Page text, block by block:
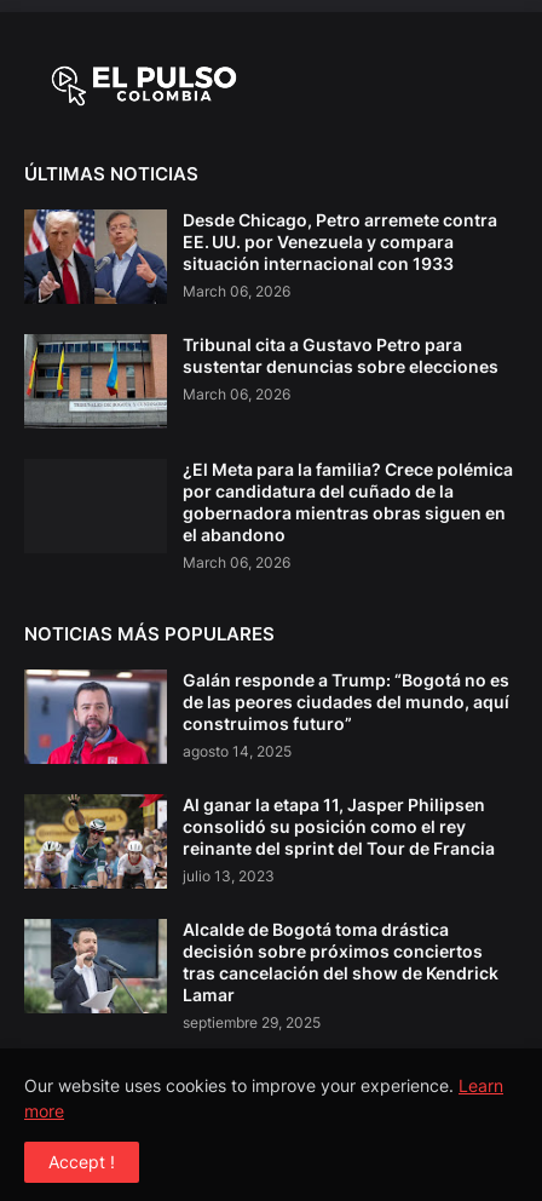
ÚLTIMAS NOTICIAS
Desde Chicago, Petro arremete contra
EE. UU. por Venezuela y compara
situación internacional con 1933
March 06, 2026
Tribunal cita a Gustavo Petro para
sustentar denuncias sobre elecciones
March 06, 2026
¿El Meta para la familia? Crece polémica
por candidatura del cuñado de la
gobernadora mientras obras siguen en
el abandono
March 06, 2026
NOTICIAS MÁS POPULARES
Galán responde a Trump: “Bogotá no es
de las peores ciudades del mundo, aquí
construimos futuro”
agosto 14, 2025
Al ganar la etapa 11, Jasper Philipsen
consolidó su posición como el rey
reinante del sprint del Tour de Francia
julio 13, 2023
Alcalde de Bogotá toma drástica
decisión sobre próximos conciertos
tras cancelación del show de Kendrick
Lamar
septiembre 29, 2025
Copyright ©
Our website uses cookies to improve your experience. Learn
more
Accept !